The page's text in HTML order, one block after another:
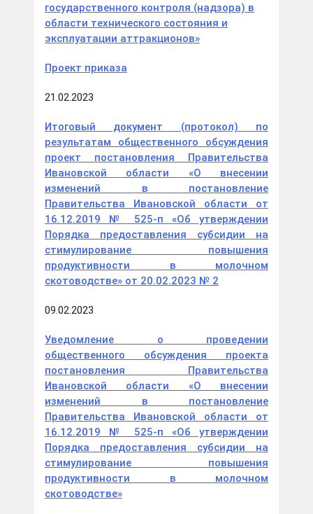
государственного контроля (надзора) в
области технического состояния и
эксплуатации аттракционов»
Проект приказа
21.02.2023
Итоговый документ (протокол) по
результатам общественного обсуждения
проект постановления Правительства
Ивановской области «О внесении
изменений в постановление
Правительства Ивановской области от
16.12.2019 № 525-п «Об утверждении
Порядка предоставления субсидии на
стимулирование повышения
продуктивности в молочном
скотоводстве» от 20.02.2023 № 2
09.02.2023
Уведомление о проведении
общественного обсуждения проекта
постановления Правительства
Ивановской области «О внесении
изменений в постановление
Правительства Ивановской области от
16.12.2019 № 525-п «Об утверждении
Порядка предоставления субсидии на
стимулирование повышения
продуктивности в молочном
скотоводстве»